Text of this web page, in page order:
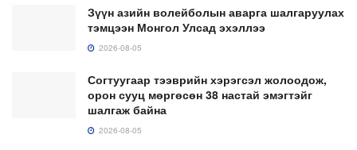
Зүүн азийн волейболын аварга шалгаруулах
тэмцээн Монгол Улсад эхэллээ
2026-08-05
Согтуугаар тээврийн хэрэгсэл жолоодож,
орон сууц мөргөсөн 38 настай эмэгтэйг
шалгаж байна
2026-08-05